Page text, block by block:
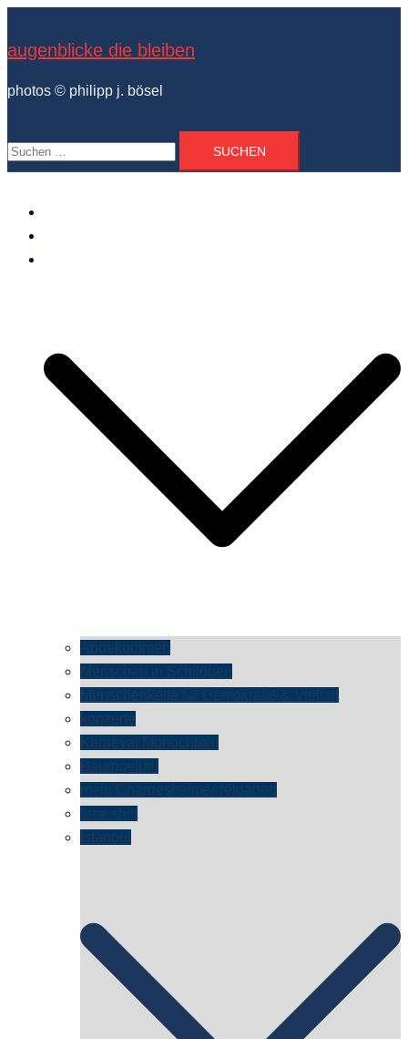
springen
augenblicke die bleiben
photos © philipp j. bösel
Suchen
nach:
Angekommen
Menschen in Schildgen
Menschenkette für Demokratie & Vielfalt
konzerte
Karneval Monochrom
Baumgefühl
mein Chargesheimer reloaded
time shift
Istanbul